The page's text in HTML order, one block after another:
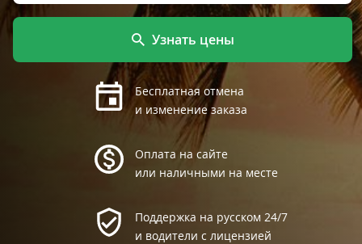
Узнать цены
Бесплатная отмена
и изменение заказа
Оплата на сайте
или наличными на месте
Поддержка на русском 24/7
и водители с лицензией